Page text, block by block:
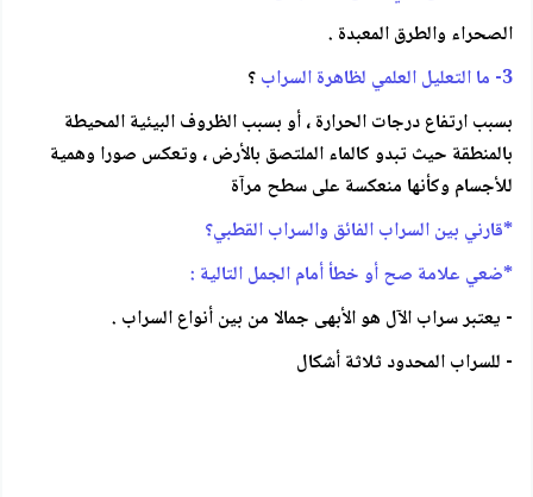
الصحراء والطرق المعبدة .
3- ما التعليل العلمي لظاهرة السراب
؟
بسبب ارتفاع درجات الحرارة ، أو بسبب الظروف البيئية المحيطة
بالمنطقة حيث تبدو كالماء الملتصق بالأرض ، وتعكس صورا وهمية
للأجسام وكأنها منعكسة على سطح مرآة
*قارني بين السراب الفائق والسراب القطبي؟
*ضعي علامة صح أو خطأ أمام الجمل التالية :
- يعتبر سراب الآل هو الأبهى جمالا من بين أنواع السراب .
- للسراب المحدود ثلاثة أشكال